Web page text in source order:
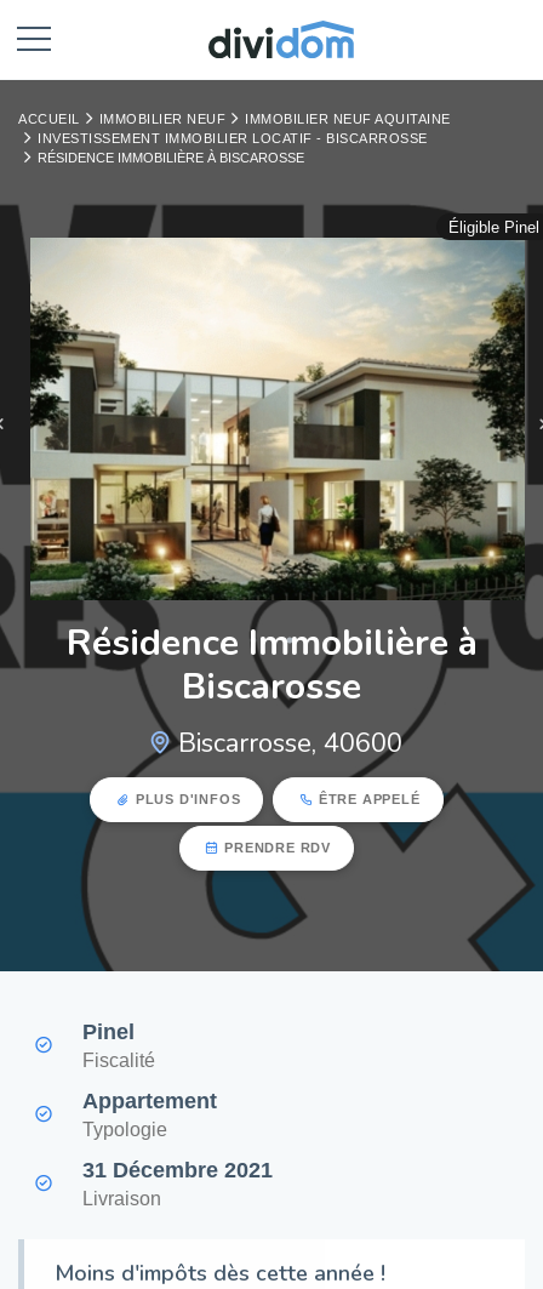
ACCUEIL IMMOBILIER NEUF
IMMOBILIER NEUF AQUITAINE
INVESTISSEMENT IMMOBILIER LOCATIF - BISCARROSSE
RÉSIDENCE IMMOBILIÈRE À BISCAROSSE
Éligible Pinel
Résidence Immobilière à
Biscarosse
Biscarrosse, 40600
PLUS D'INFOS ÊTRE APPELÉ
PRENDRE RDV
Pinel
Fiscalité
Appartement
Typologie
31 Décembre 2021
Livraison
Moins d'impôts dès cette année !